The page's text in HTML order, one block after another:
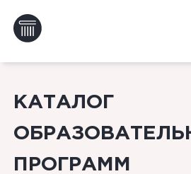
КАТАЛОГ
ПРОГРАММ